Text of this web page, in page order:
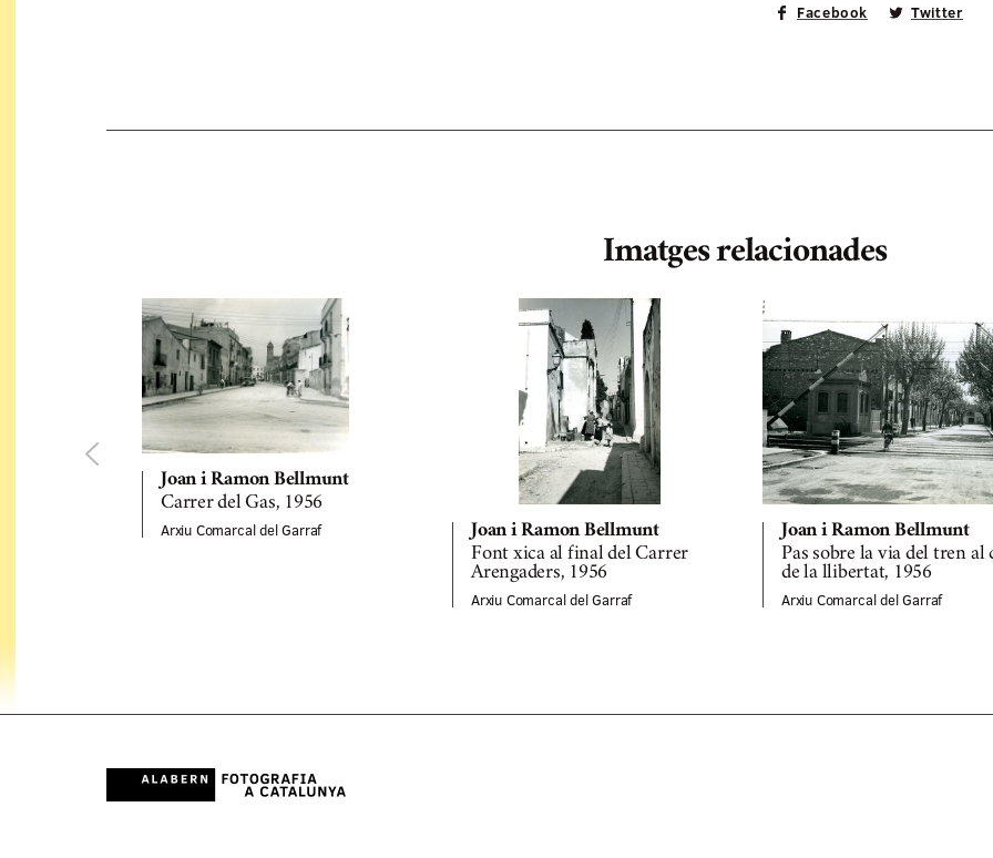
Facebook Twitter
Imatges relacionades
Joan i Ramon Bellmunt
Carrer del Gas, 1956
Arxiu Comarcal del Garraf
Joan i Ramon Bellmunt
Font xica al final del Carrer
Arengaders, 1956
Arxiu Comarcal del Garraf
Joan i Ramon Bellmunt
Pas sobre la via del tren al
de la llibertat, 1956
Arxiu Comarcal del Garraf